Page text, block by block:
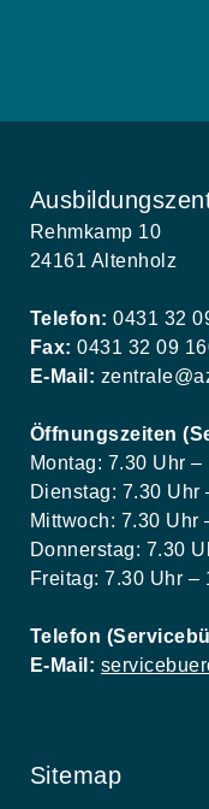
Rehmkamp 10
24161 Altenholz
Telefon: 0431 32
Fax: 0431 32 09
E-Mail:
Öffnungszeiten
Montag: 7.30 Uhr –
Dienstag: 7.30 Uhr
Mittwoch: 7.30 Uhr
Donnerstag: 7.30
Freitag: 7.30 Uhr –
Telefon
E-Mail:
Sitemap